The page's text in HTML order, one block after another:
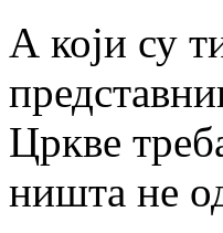
А који су
Цркве
ништа не